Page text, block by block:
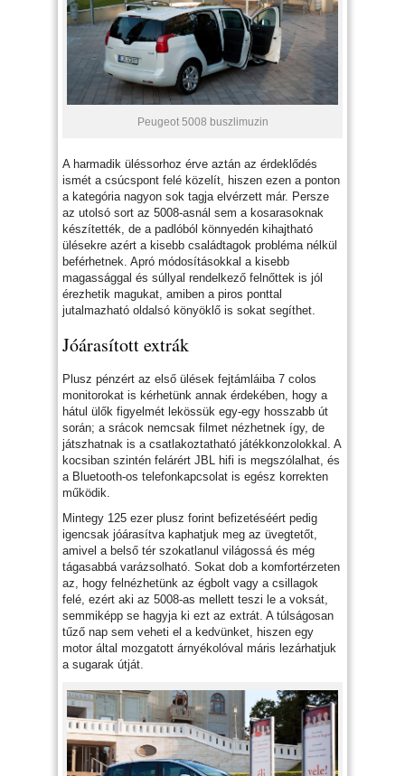
Peugeot 5008 buszlimuzin
A harmadik üléssorhoz érve aztán az érdeklődés
ismét a csúcspont felé közelít, hiszen ezen a ponton
a kategória nagyon sok tagja elvérzett már. Persze
az utolsó sort az 5008-asnál sem a kosarasoknak
készítették, de a padlóból könnyedén kihajtható
ülésekre azért a kisebb családtagok probléma nélkül
beférhetnek. Apró módosításokkal a kisebb
magassággal és súllyal rendelkező felnőttek is jól
érezhetik magukat, amiben a piros ponttal
jutalmazható oldalsó könyöklő is sokat segíthet.
Jóárasított extrák
Plusz pénzért az első ülések fejtámláiba 7 colos
monitorokat is kérhetünk annak érdekében, hogy a
hátul ülők figyelmét lekössük egy-egy hosszabb út
során; a srácok nemcsak filmet nézhetnek így, de
játszhatnak is a csatlakoztatható játékkonzolokkal. A
kocsiban szintén felárért JBL hifi is megszólalhat, és
a Bluetooth-os telefonkapcsolat is egész korrekten
működik.
Mintegy 125 ezer plusz forint befizetéséért pedig
igencsak jóárasítva kaphatjuk meg az üvegtetőt,
amivel a belső tér szokatlanul világossá és még
tágasabbá varázsolható. Sokat dob a komfortérzeten
az, hogy felnézhetünk az égbolt vagy a csillagok
felé, ezért aki az 5008-as mellett teszi le a voksát,
semmiképp se hagyja ki ezt az extrát. A túlságosan
tűző nap sem veheti el a kedvünket, hiszen egy
motor által mozgatott árnyékolóval máris lezárhatjuk
a sugarak útját.